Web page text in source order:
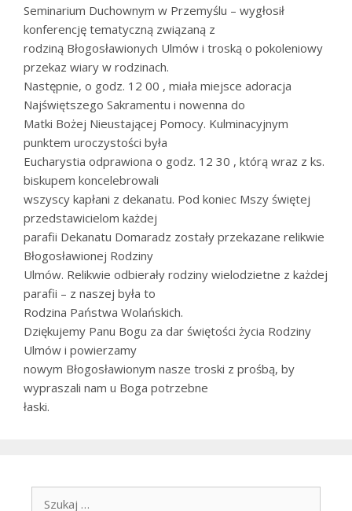
Seminarium Duchownym w Przemyślu – wygłosił
konferencję tematyczną związaną z
rodziną Błogosławionych Ulmów i troską o pokoleniowy
przekaz wiary w rodzinach.
Następnie, o godz. 12 00 , miała miejsce adoracja
Najświętszego Sakramentu i nowenna do
Matki Bożej Nieustającej Pomocy. Kulminacyjnym
punktem uroczystości była
Eucharystia odprawiona o godz. 12 30 , którą wraz z ks.
biskupem koncelebrowali
wszyscy kapłani z dekanatu. Pod koniec Mszy świętej
przedstawicielom każdej
parafii Dekanatu Domaradz zostały przekazane relikwie
Błogosławionej Rodziny
Ulmów. Relikwie odbierały rodziny wielodzietne z każdej
parafii – z naszej była to
Rodzina Państwa Wolańskich.
Dziękujemy Panu Bogu za dar świętości życia Rodziny
Ulmów i powierzamy
nowym Błogosławionym nasze troski z prośbą, by
wypraszali nam u Boga potrzebne
łaski.
Szukaj: